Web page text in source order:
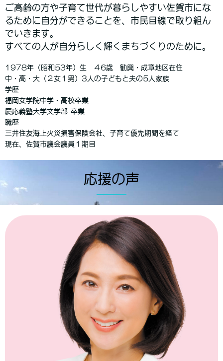
ご高齢の方や子育て世代が暮らしやすい佐賀市にな
るために自分ができることを、市民目線で取り組ん
でいきます。
すべての人が自分らしく輝くまちづくりのために。
1978年（昭和53年）生 ４6歳 勧興・成章地区在住
中・高・大（２女１男）3人の子どもと夫の5人家族
学歴
福岡女学院中学・高校卒業
慶応義塾大学文学部 卒業
職歴
三井住友海上火災損害保険会社、子育て優先期間を経て
現在、佐賀市議会議員１期目
応援の声